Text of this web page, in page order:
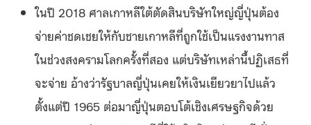
ในปี 2018 ศาลเกาหลีใต้ตัดสินบริษัทใหญ่ญี่ปุ่นต้อง
จ่ายค่าชดเชยให้กับชายเกาหลีที่ถูกใช้เป็นแรงงานทาส
ในช่วงสงครามโลกครั้งที่สอง แต่บริษัทเหล่านี้ปฏิเสธที่
จะจ่าย อ้างว่ารัฐบาลญี่ปุ่นเคยให้เงินเยียวยาไปแล้ว
ตั้งแต่ปี 1965 ต่อมาญี่ปุ่นตอบโต้เชิงเศรษฐกิจด้วย